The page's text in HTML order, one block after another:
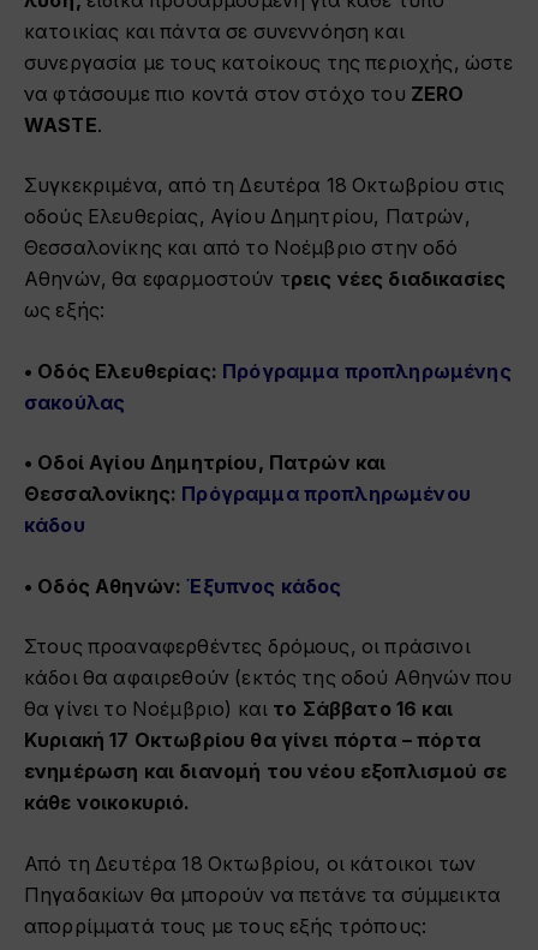
κατοικίας και πάντα σε συνεννόηση και
συνεργασία με τους κατοίκους της περιοχής, ώστε
να φτάσουμε πιο κοντά στον στόχο του ZERO
WASTE.
Συγκεκριμένα, από τη Δευτέρα 18 Οκτωβρίου στις
οδούς Ελευθερίας, Αγίου Δημητρίου, Πατρών,
Θεσσαλονίκης και από το Νοέμβριο στην οδό
Αθηνών, θα εφαρμοστούν τρεις νέες διαδικασίες
ως εξής:
• Οδός Ελευθερίας: Πρόγραμμα προπληρωμένης
σακούλας
• Οδοί Αγίου Δημητρίου, Πατρών και
Θεσσαλονίκης: Πρόγραμμα προπληρωμένου
κάδου
• Οδός Αθηνών:Έξυπνος κάδος
Στους προαναφερθέντες δρόμους, οι πράσινοι
κάδοι θα αφαιρεθούν (εκτός της οδού Αθηνών που
θα γίνει το Νοέμβριο) και το Σάββατο 16 και
Κυριακή 17 Οκτωβρίου θα γίνει πόρτα – πόρτα
ενημέρωση και διανομή του νέου εξοπλισμού σε
κάθε νοικοκυριό.
Από τη Δευτέρα 18 Οκτωβρίου, οι κάτοικοι των
Πηγαδακίων θα μπορούν να πετάνε τα σύμμεικτα
απορρίμματά τους με τους εξής τρόπους: